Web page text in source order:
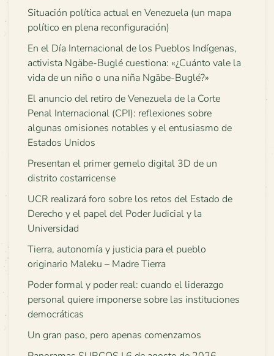
Situación política actual en Venezuela (un mapa
político en plena reconfiguración)
En el Día Internacional de los Pueblos Indígenas,
activista Ngäbe-Buglé cuestiona: «¿Cuánto vale la
vida de un niño o una niña Ngäbe-Buglé?»
El anuncio del retiro de Venezuela de la Corte
Penal Internacional (CPI): reflexiones sobre
algunas omisiones notables y el entusiasmo de
Estados Unidos
Presentan el primer gemelo digital 3D de un
distrito costarricense
UCR realizará foro sobre los retos del Estado de
Derecho y el papel del Poder Judicial y la
Universidad
Tierra, autonomía y justicia para el pueblo
originario Maleku – Madre Tierra
Poder formal y poder real: cuando el liderazgo
personal quiere imponerse sobre las instituciones
democráticas
Un gran paso, pero apenas comenzamos